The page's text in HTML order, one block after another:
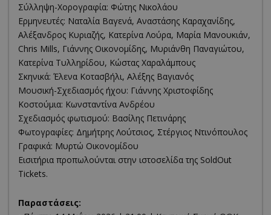
Σύλληψη-Χορογραφία: Φώτης Νικολάου
Ερμηνευτές: Ναταλία Βαγενά, Αναστάσης Καραχανίδης,
Αλέξανδρος Κυριαζής, Κατερίνα Λούρα, Μαρία Μανουκιάν,
Chris Mills, Γιάννης Οικονομίδης, Μυριάνθη Παναγιώτου,
Κατερίνα Τυλληρίδου, Κώστας Χαραλάμπους
Σκηνικά: Έλενα Κοτασβήλι, Αλέξης Βαγιανός
Μουσική-Σχεδιασμός ήχου: Γιάννης Χριστοφίδης
Κοστούμια: Κωνσταντίνα Ανδρέου
Σχεδιασμός φωτισμού: Βασίλης Πετινάρης
Φωτογραφίες: Δημήτρης Λούτσιος, Στέργιος Ντινόπουλος
Γραφικά: Μυρτώ Οικονομίδου
Εισιτήρια προπωλούνται στην ιστοσελίδα της SoldOut
Tickets.
Παραστάσεις: